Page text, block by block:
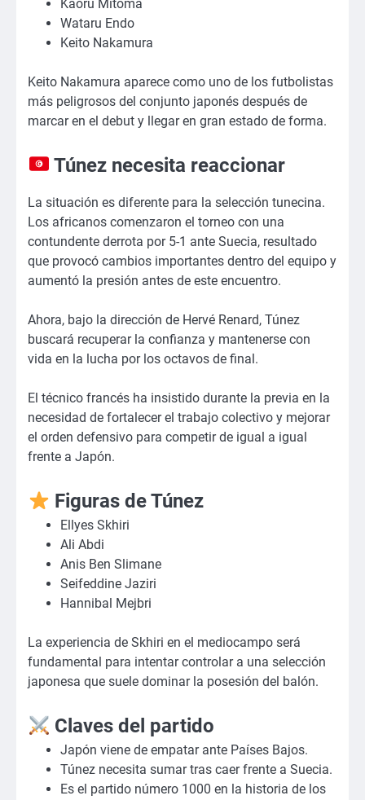
Kaoru Mitoma
Wataru Endo
Keito Nakamura
Keito Nakamura aparece como uno de los futbolistas
más peligrosos del conjunto japonés después de
marcar en el debut y llegar en gran estado de forma.
Túnez necesita reaccionar
La situación es diferente para la selección tunecina.
Los africanos comenzaron el torneo con una
contundente derrota por 5-1 ante Suecia, resultado
que provocó cambios importantes dentro del equipo y
aumentó la presión antes de este encuentro.
Ahora, bajo la dirección de Hervé Renard, Túnez
buscará recuperar la confianza y mantenerse con
vida en la lucha por los octavos de final.
El técnico francés ha insistido durante la previa en la
necesidad de fortalecer el trabajo colectivo y mejorar
el orden defensivo para competir de igual a igual
frente a Japón.
Figuras de Túnez
Ellyes Skhiri
Ali Abdi
Anis Ben Slimane
Seifeddine Jaziri
Hannibal Mejbri
La experiencia de Skhiri en el mediocampo será
fundamental para intentar controlar a una selección
japonesa que suele dominar la posesión del balón.
Claves del partido
Japón viene de empatar ante Países Bajos.
Túnez necesita sumar tras caer frente a Suecia.
Es el partido número 1000 en la historia de los